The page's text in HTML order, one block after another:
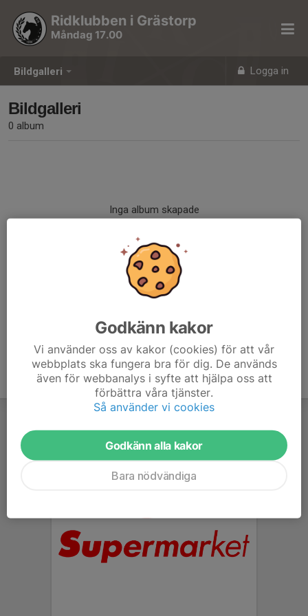
Bildgalleri Logga in
Ridklubben i Grästorp
Måndag 17.00
Bildgalleri
0 album
Inga album skapade
Godkänn kakor
Vi använder oss av kakor (cookies) för att vår
webbplats ska fungera bra för dig. De används
även för webbanalys i syfte att hjälpa oss att
förbättra våra tjänster.
Så använder vi cookies
Godkänn alla kakor
Bara nödvändiga